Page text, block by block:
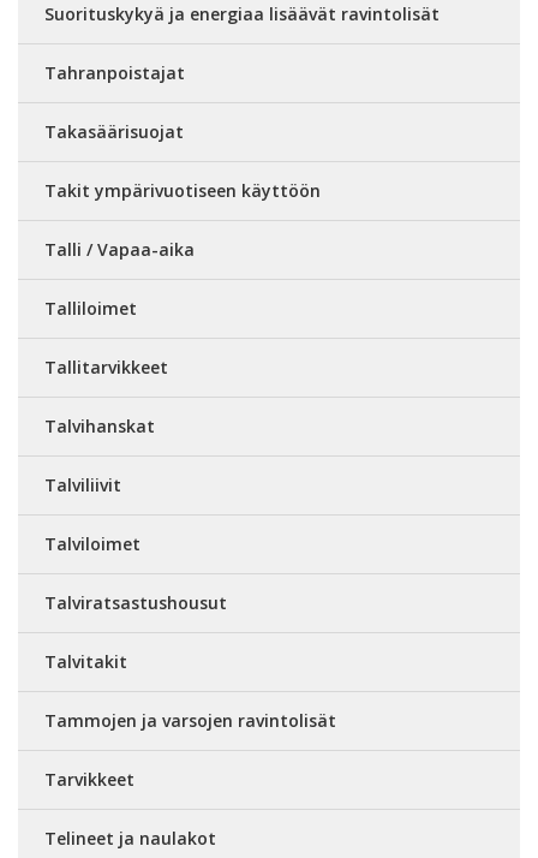
Suorituskykyä ja energiaa lisäävät ravintolisät
Tahranpoistajat
Takasäärisuojat
Takit ympärivuotiseen käyttöön
Talli / Vapaa-aika
Talliloimet
Tallitarvikkeet
Talvihanskat
Talviliivit
Talviloimet
Talviratsastushousut
Talvitakit
Tammojen ja varsojen ravintolisät
Tarvikkeet
Telineet ja naulakot